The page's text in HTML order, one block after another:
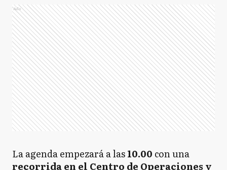
Ads
La agenda empezará a las10.00 con una
recorrida en el Centro de Operaciones y